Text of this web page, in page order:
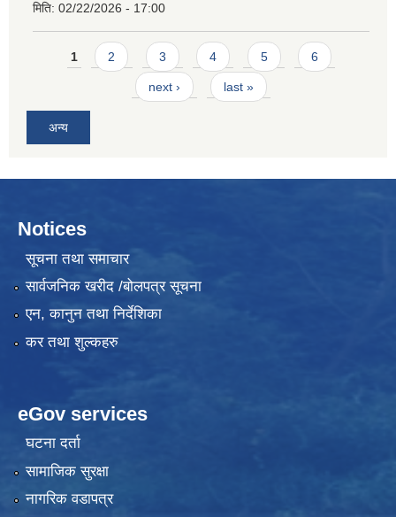
मिति: 02/22/2026 - 17:00
Pages
1 2 3 4 5 6
next › last »
अन्य
Notices
सूचना तथा समाचार
सार्वजनिक खरीद /बोलपत्र सूचना
एन, कानुन तथा निर्देशिका
कर तथा शुल्कहरु
eGov services
घटना दर्ता
सामाजिक सुरक्षा
नागरिक वडापत्र